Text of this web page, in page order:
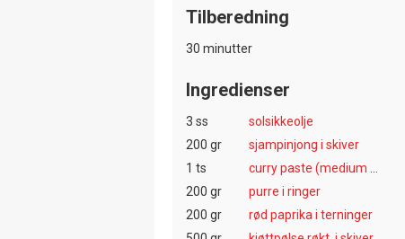
Tilberedning
30 minutter
Ingredienser
3 ss
solsikkeolje
200 gr
sjampinjong i skiver
1 ts
200 gr
purre i ringer
200 gr
rød paprika i terninger